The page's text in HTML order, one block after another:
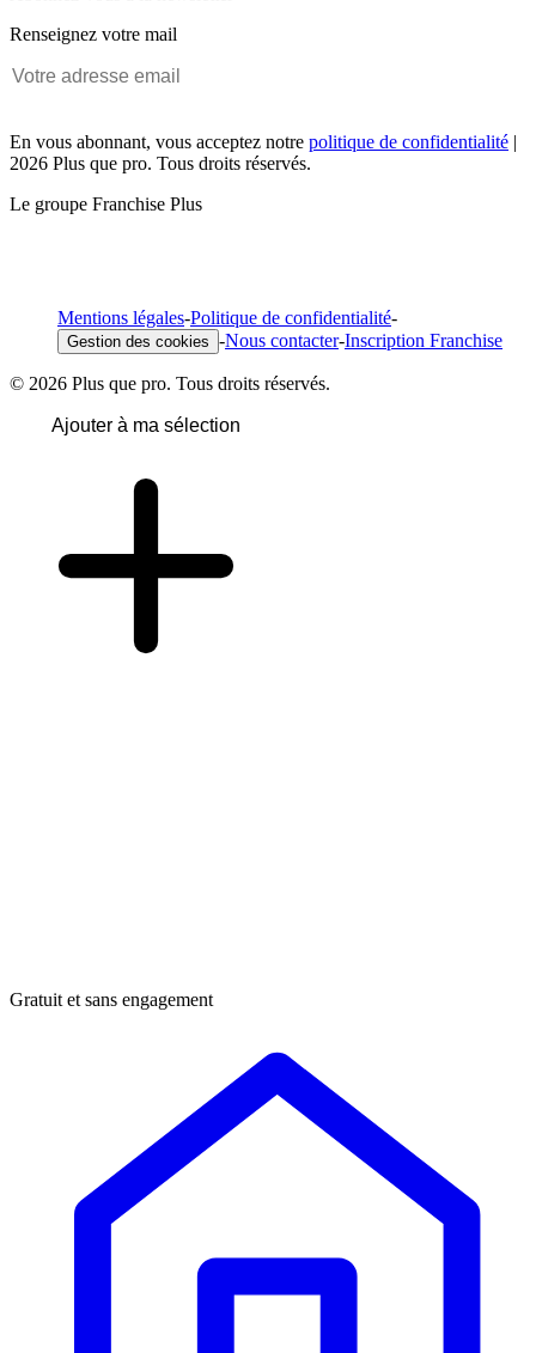
Renseignez votre mail
En vous abonnant, vous acceptez notre politique de confidentialité |
2026 Plus que pro. Tous droits réservés.
Le groupe Franchise Plus
Mentions légales-Politique de confidentialité-
Gestion des cookies -Nous contacter-Inscription Franchise
© 2026 Plus que pro. Tous droits réservés.
Ajouter à ma sélection
Gratuit et sans engagement